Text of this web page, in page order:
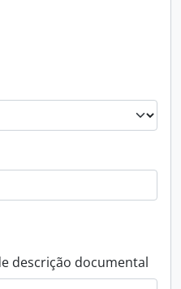
descrição documental